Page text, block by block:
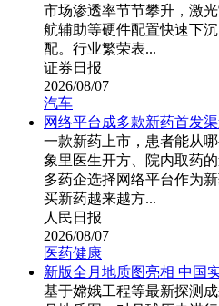
市场渗透率节节攀升，激
航辅助等硬件配置快速下
配。行业繁荣表...
证券日报
2026/08/07
汽车
网络平台成多款新药首发
一款新药上市，患者能从
象里医生开方、院内取药
多药企选择网络平台作为
买新药越来越方...
人民日报
2026/08/07
医药健康
新版全月地质图亮相 中国
基于嫦娥工程等最新探测